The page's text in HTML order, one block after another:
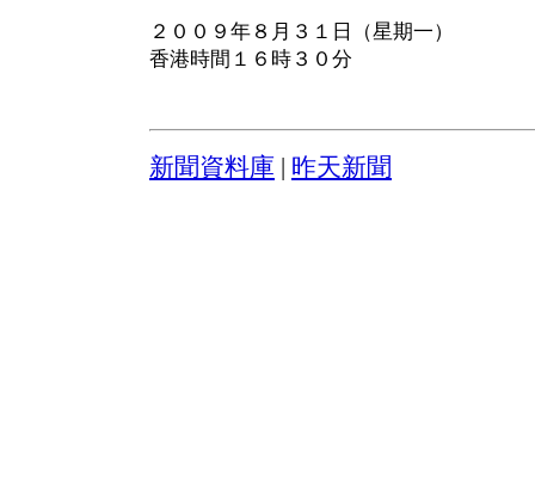
２００９年８月３１日（星期一）
香港時間１６時３０分
新聞資料庫 昨天新聞